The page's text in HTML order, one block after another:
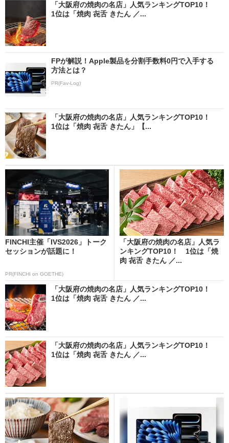
「大阪府の焼肉の名店」人気ランキングTOP10！
1位は「焼肉 㐂舌 きたん ／...
FPが解説！Apple製品を分割手数料0円で入手する
方法とは？
PR(Fav-Log)
「大阪府の焼肉の名店」人気ランキングTOP10！
1位は「焼肉 㐂舌 きたん」【...
FINCHI主催「IVS2026」トーク
セッションが話題に！
PR(FINCHI on GOETHE)
「大阪府の焼肉の名店」人気ラ
ンキングTOP10！ 1位は「焼
肉 㐂舌 きたん ／...
「大阪府の焼肉の名店」人気ランキングTOP10！
1位は「焼肉 㐂舌 きたん ／...
「大阪府の焼肉の名店」人気ランキングTOP10！
1位は「焼肉 㐂舌 きたん ／...